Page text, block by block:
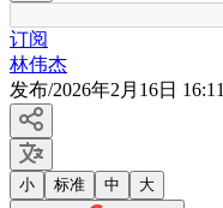
订阅
林伟杰
发布/2026年2月16日 16:11
小 标准 中 大